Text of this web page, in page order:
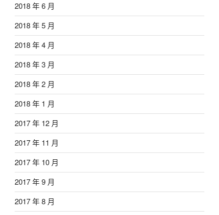
2018 年 6 月
2018 年 5 月
2018 年 4 月
2018 年 3 月
2018 年 2 月
2018 年 1 月
2017 年 12 月
2017 年 11 月
2017 年 10 月
2017 年 9 月
2017 年 8 月